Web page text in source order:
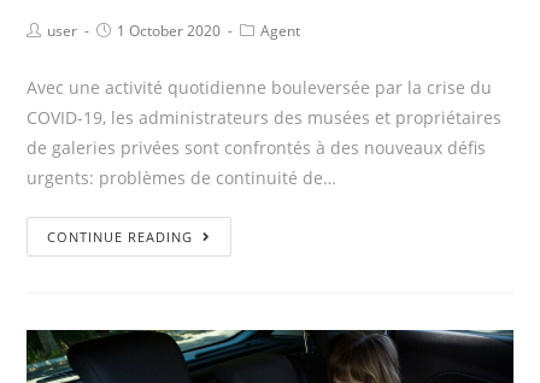
user 1 October 2020 Agent
Avec une activité quotidienne bouleversée par la crise du
COVID-19, les administrateurs des musées et propriétaires
de galeries privées sont confrontés à des nouveaux défis
urgents: problèmes de continuité de…
CONTINUE READING